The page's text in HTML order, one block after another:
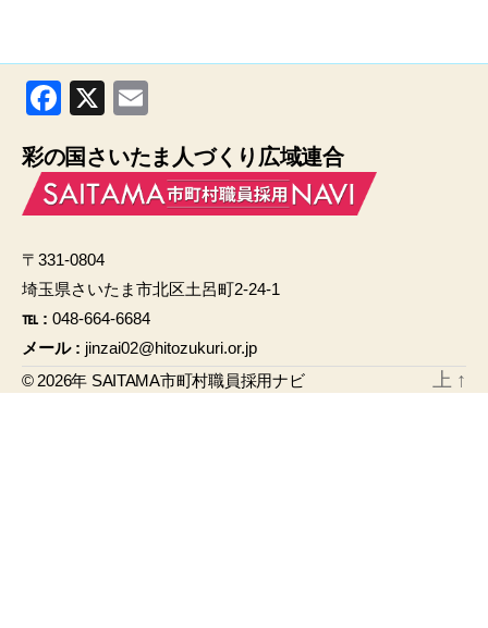
F
c
e
o
o
k
X
ail
彩の国さいたま人づくり広域連合
〒331-0804
埼玉県さいたま市北区土呂町2-24-1
℡ : 048-664-6684
メール : jinzai02@hitozukuri.or.jp
© 2026年 SAITAMA市町村職員採用ナビ 上 ↑